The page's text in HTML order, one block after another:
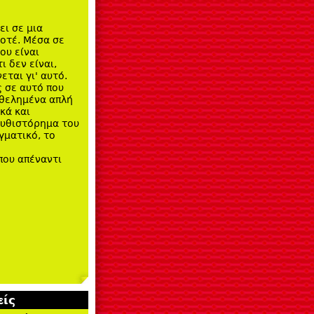
σε μια
Μέσα σε
είναι
δεν είναι,
γι' αυτό.
σε αυτό που
απλή
και
του
το
απέναντι